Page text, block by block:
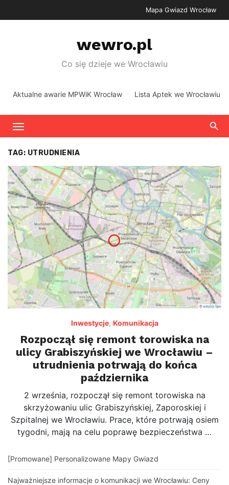
to
Mapa Gwiazd Wrocław
wewro.pl
Co się dzieje we Wrocławiu
Aktualne awarie MPWiK Wrocław Lista Aptek we Wrocławiu
TAG: UTRUDNIENIA
Inwestycje, Komunikacja
Rozpoczął się remont torowiska na
ulicy Grabiszyńskiej we Wrocławiu –
utrudnienia potrwają do końca
października
2 września, rozpoczął się remont torowiska na
skrzyżowaniu ulic Grabiszyńskiej, Zaporoskiej i
Szpitalnej we Wrocławiu. Prace, które potrwają osiem
tygodni, mają na celu poprawę bezpieczeństwa …
[Promowane] Personalizowane Mapy Gwiazd
Najważniejsze informacje o komunikacji we Wrocławiu: Ceny